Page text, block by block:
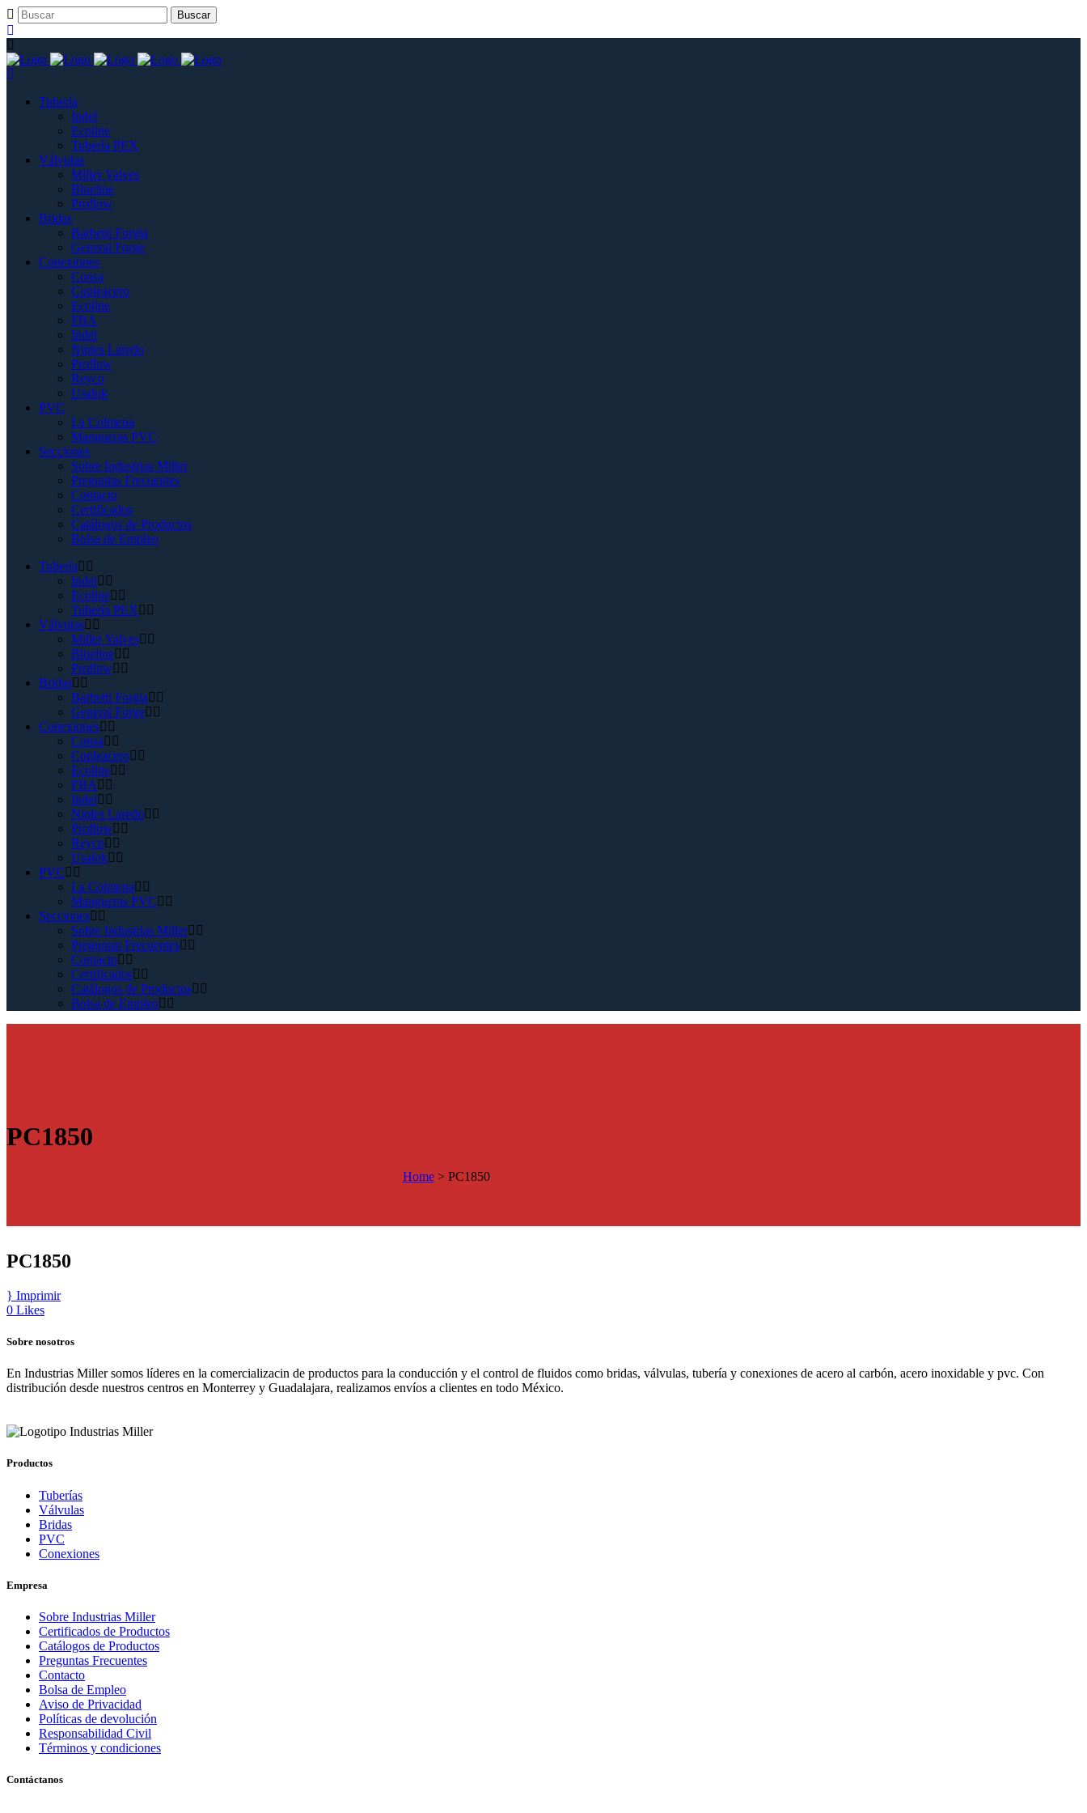
Tubería
Indel
Ecoline
Tubería PEX
Válvulas
Miller Valves
Blueline
Proflow
Bridas
Barbetti Forgia
General Forge
Conexiones
Consa
Copleacero
Ecoline
FBA
Indel
Niples Laredo
Proflow
Reyco
Usalok
PVC
La Colmena
Mangueras PVC
Secciones
Sobre Industrias Miller
Preguntas Frecuentes
Contacto
Certificados
Catálogos de Productos
Bolsa de Empleo
Tubería
Indel
Ecoline
Tubería PEX
Válvulas
Miller Valves
Blueline
Proflow
Bridas
Barbetti Forgia
General Forge
Conexiones
Consa
Copleacero
Ecoline
FBA
Indel
Niples Laredo
Proflow
Reyco
Usalok
PVC
La Colmena
Mangueras PVC
Secciones
Sobre Industrias Miller
Preguntas Frecuentes
Contacto
Certificados
Catálogos de Productos
Bolsa de Empleo
PC1850
Home> PC1850
PC1850
Imprimir
0 Likes
Sobre nosotros
En Industrias Miller somos líderes en la comercializacin de productos para la conducción y el control de fluidos como bridas, válvulas, tubería y conexiones de acero al carbón, acero inoxidable y pvc. Con
distribución desde nuestros centros en Monterrey y Guadalajara, realizamos envíos a clientes en todo México.
Productos
Tuberías
Válvulas
Bridas
PVC
Conexiones
Empresa
Sobre Industrias Miller
Certificados de Productos
Catálogos de Productos
Preguntas Frecuentes
Contacto
Bolsa de Empleo
Aviso de Privacidad
Políticas de devolución
Responsabilidad Civil
Términos y condiciones
Contáctanos